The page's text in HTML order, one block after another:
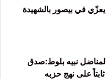
في بيصور بالشهيدة
نبيه بلوط:صدق
على نهج حزبه